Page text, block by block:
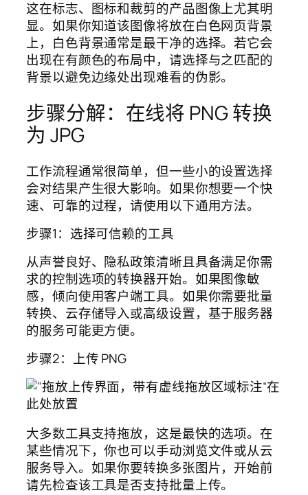
这在标志、图标和裁剪的产品图像上尤其明
显。如果你知道该图像将放在白色网页背景
上，白色背景通常是最干净的选择。若它会
出现在有颜色的布局中，请选择与之匹配的
背景以避免边缘处出现难看的伪影。
步骤分解：在线将 PNG 转换
为 JPG
工作流程通常很简单，但一些小的设置选择
会对结果产生很大影响。如果你想要一个快
速、可靠的过程，请使用以下通用方法。
步骤1：选择可信赖的工具
从声誉良好、隐私政策清晰且具备满足你需
求的控制选项的转换器开始。如果图像敏
感，倾向使用客户端工具。如果你需要批量
转换、云存储导入或高级设置，基于服务器
的服务可能更方便。
步骤2：上传 PNG
大多数工具支持拖放，这是最快的选项。在
某些情况下，你也可以手动浏览文件或从云
服务导入。如果你要转换多张图片，开始前
请先检查该工具是否支持批量上传。